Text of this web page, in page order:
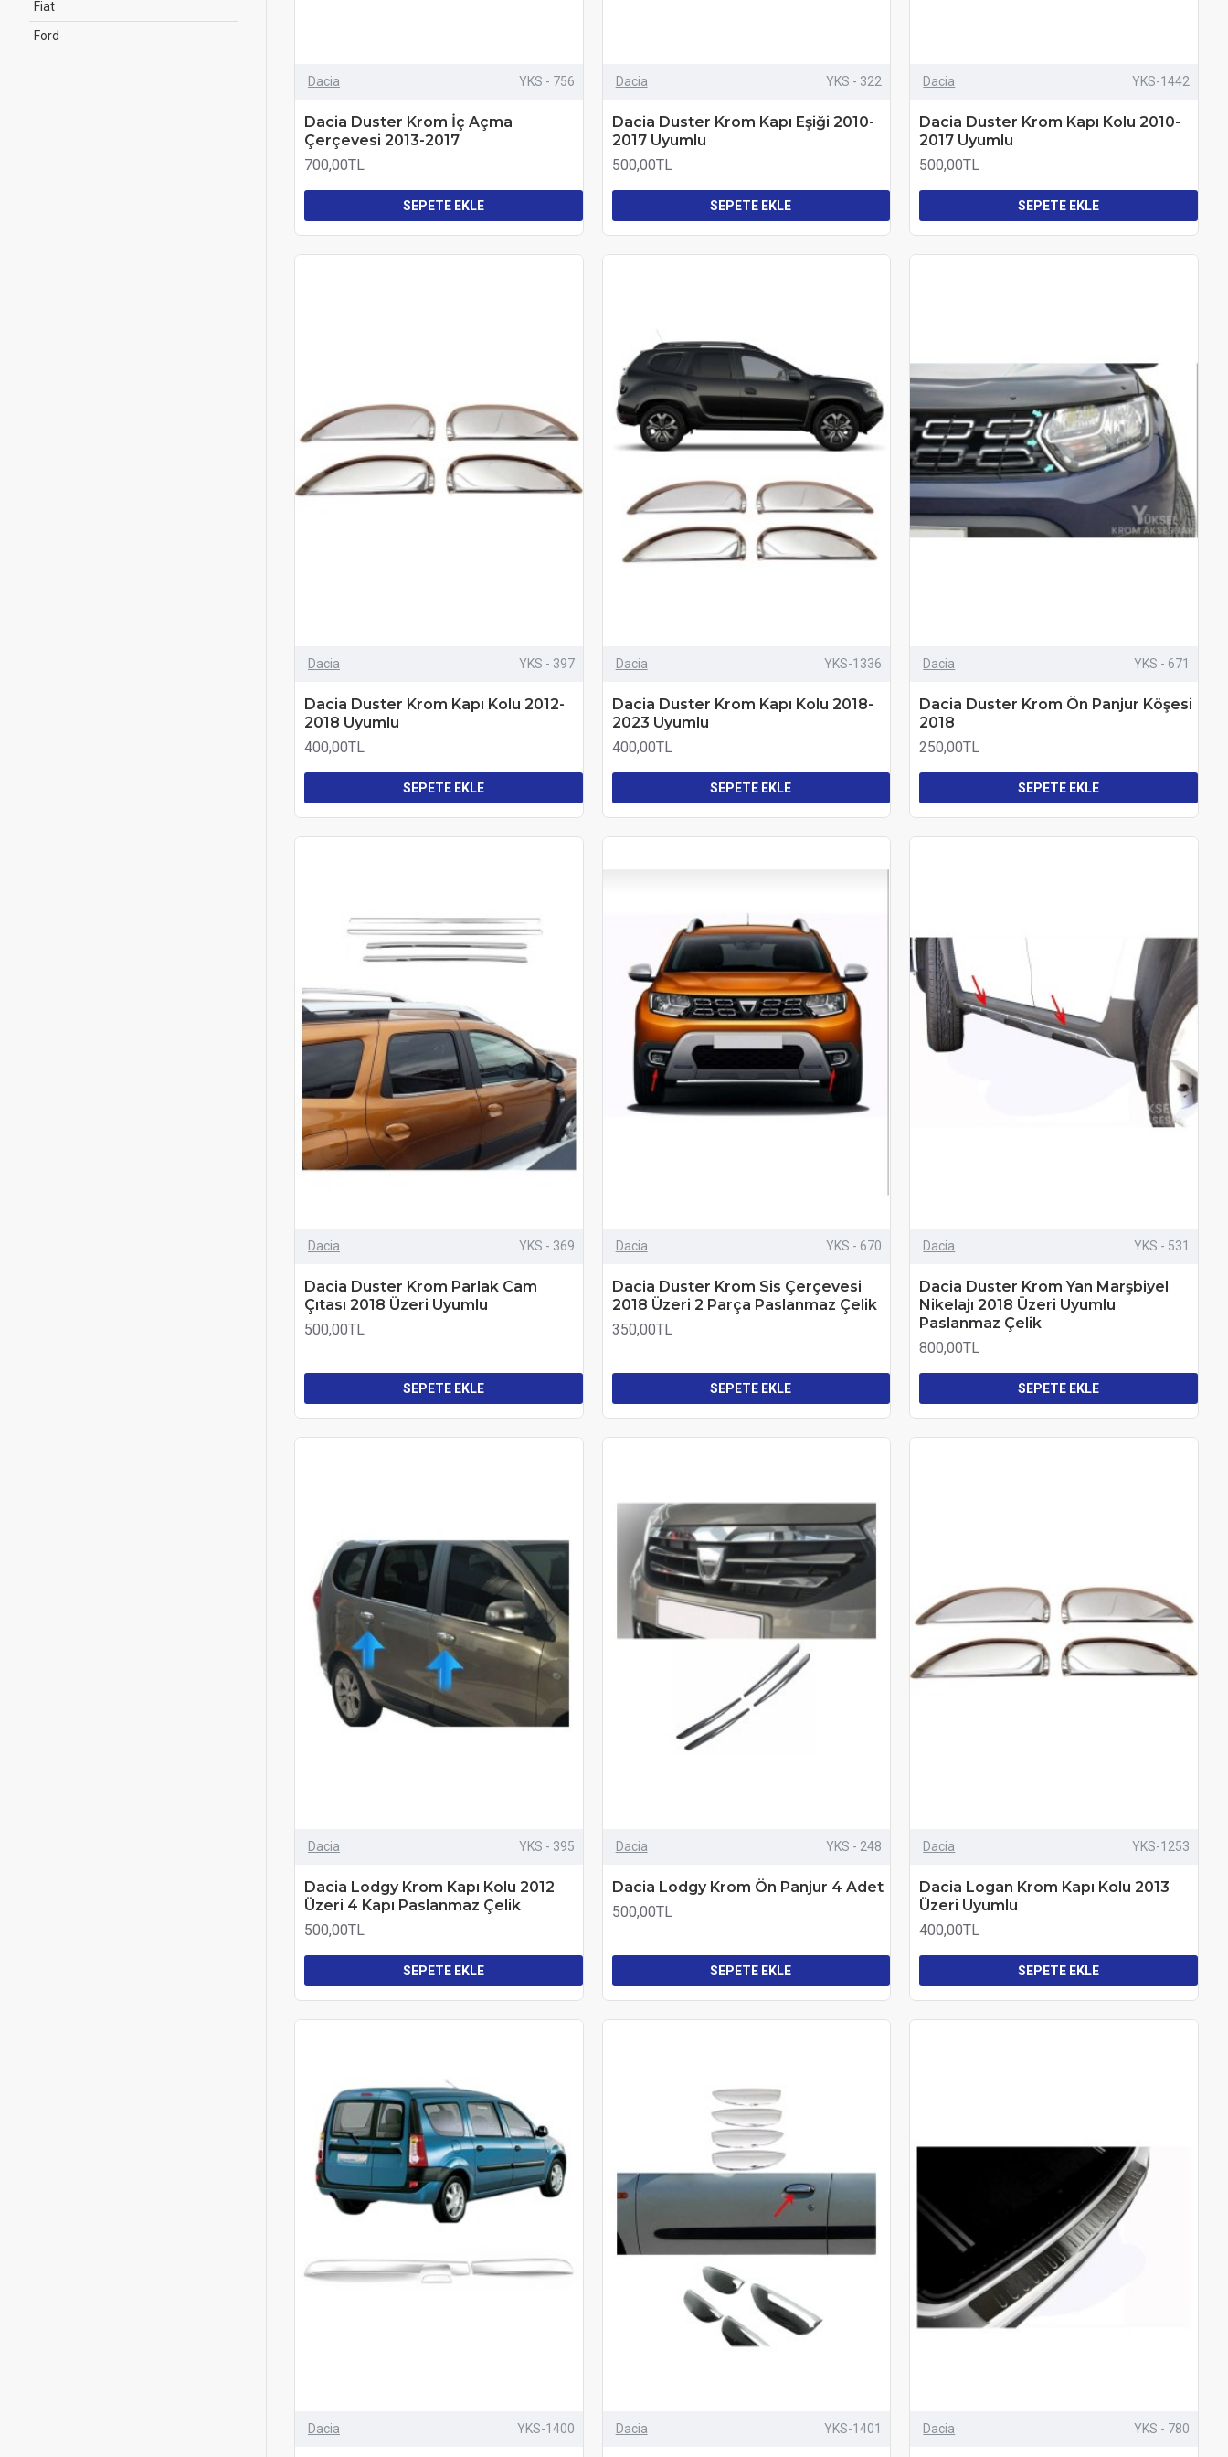
Fiat
Ford
Dacia YKS - 756
Dacia Duster Krom İç Açma
Çerçevesi 2013-2017
700,00TL
SEPETE EKLE
Dacia YKS - 322
Dacia Duster Krom Kapı Eşiği 2010-
2017 Uyumlu
500,00TL
SEPETE EKLE
Dacia YKS-1442
Dacia Duster Krom Kapı Kolu 2010-
2017 Uyumlu
500,00TL
SEPETE EKLE
Dacia YKS - 397
Dacia Duster Krom Kapı Kolu 2012-
2018 Uyumlu
400,00TL
SEPETE EKLE
Dacia YKS-1336
Dacia Duster Krom Kapı Kolu 2018-
2023 Uyumlu
400,00TL
SEPETE EKLE
Dacia YKS - 671
Dacia Duster Krom Ön Panjur Köşesi
2018
250,00TL
SEPETE EKLE
Dacia YKS - 369
Dacia Duster Krom Parlak Cam
Çıtası 2018 Üzeri Uyumlu
500,00TL
SEPETE EKLE
Dacia YKS - 670
Dacia Duster Krom Sis Çerçevesi
2018 Üzeri 2 Parça Paslanmaz Çelik
350,00TL
SEPETE EKLE
Dacia YKS - 531
Dacia Duster Krom Yan Marşbiyel
Nikelajı 2018 Üzeri Uyumlu
Paslanmaz Çelik
800,00TL
SEPETE EKLE
Dacia YKS - 395
Dacia Lodgy Krom Kapı Kolu 2012
Üzeri 4 Kapı Paslanmaz Çelik
500,00TL
SEPETE EKLE
Dacia YKS - 248
Dacia Lodgy Krom Ön Panjur 4 Adet
500,00TL
SEPETE EKLE
Dacia YKS-1253
Dacia Logan Krom Kapı Kolu 2013
Üzeri Uyumlu
400,00TL
SEPETE EKLE
Dacia YKS-1400 Dacia YKS-1401 Dacia YKS - 780